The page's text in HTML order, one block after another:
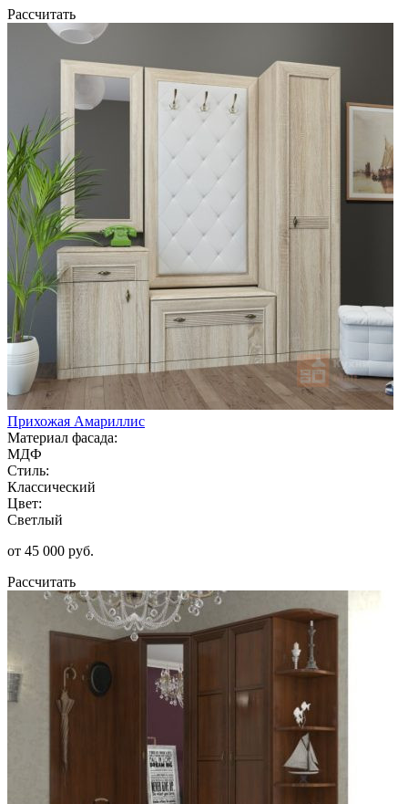
Рассчитать
Прихожая Амариллис
Материал фасада:
МДФ
Стиль:
Классический
Цвет:
Светлый
от 45 000 руб.
Рассчитать